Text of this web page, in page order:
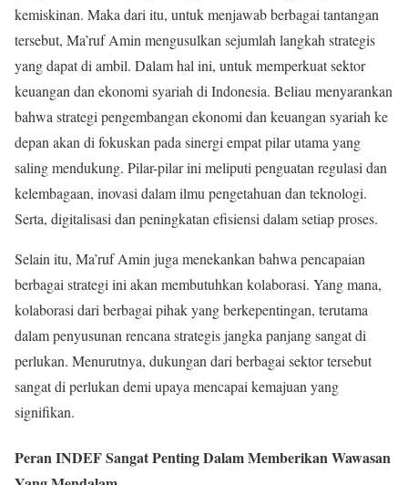
kemiskinan. Maka dari itu, untuk menjawab berbagai tantangan
tersebut, Ma’ruf Amin mengusulkan sejumlah langkah strategis
yang dapat di ambil. Dalam hal ini, untuk memperkuat sektor
keuangan dan ekonomi syariah di Indonesia. Beliau menyarankan
bahwa strategi pengembangan ekonomi dan keuangan syariah ke
depan akan di fokuskan pada sinergi empat pilar utama yang
saling mendukung. Pilar-pilar ini meliputi penguatan regulasi dan
kelembagaan, inovasi dalam ilmu pengetahuan dan teknologi.
Serta, digitalisasi dan peningkatan efisiensi dalam setiap proses.
Selain itu, Ma’ruf Amin juga menekankan bahwa pencapaian
berbagai strategi ini akan membutuhkan kolaborasi. Yang mana,
kolaborasi dari berbagai pihak yang berkepentingan, terutama
dalam penyusunan rencana strategis jangka panjang sangat di
perlukan. Menurutnya, dukungan dari berbagai sektor tersebut
sangat di perlukan demi upaya mencapai kemajuan yang
signifikan.
Peran INDEF Sangat Penting Dalam Memberikan Wawasan